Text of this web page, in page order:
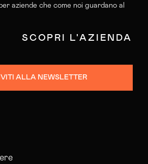
aziende che come noi guardano al
SCOPRI L'AZIENDA
ALLA NEWSLETTER